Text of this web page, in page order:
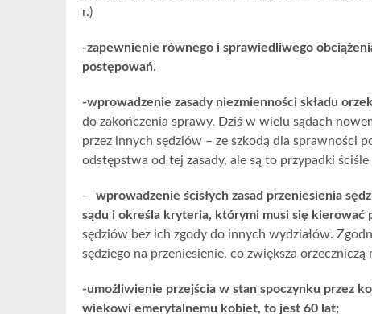
r.)
-zapewnienie równego i sprawiedliwego
postępowań.
-wprowadzenie zasady niezmienności składu
do zakończenia sprawy. Dziś w wielu sądach
przez innych sędziów – ze szkodą dla sprawności
odstępstwa od tej zasady, ale są to przypadki
– wprowadzenie ścisłych zasad przeniesienia
sądu i określa kryteria, którymi musi się kierować
sędziów bez ich zgody do innych wydziałów.
sędziego na przeniesienie, co zwiększa orzeczniczą
-umożliwienie przejścia w stan spoczynku przez
wiekowi emerytalnemu kobiet, to jest 60 lat;